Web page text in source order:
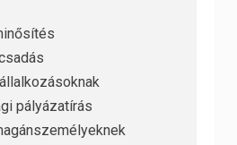
pályázatírás